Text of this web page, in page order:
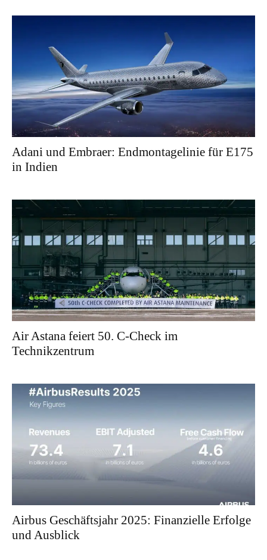
Adani und Embraer: Endmontagelinie für E175
in Indien
Air Astana feiert 50. C-Check im
Technikzentrum
Airbus Geschäftsjahr 2025: Finanzielle Erfolge
und Ausblick